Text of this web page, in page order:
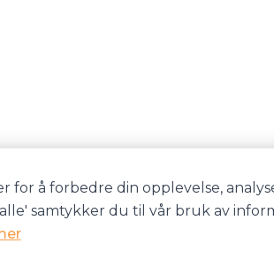
for å forbedre din opplevelse,
samtykker du til vår bruk av